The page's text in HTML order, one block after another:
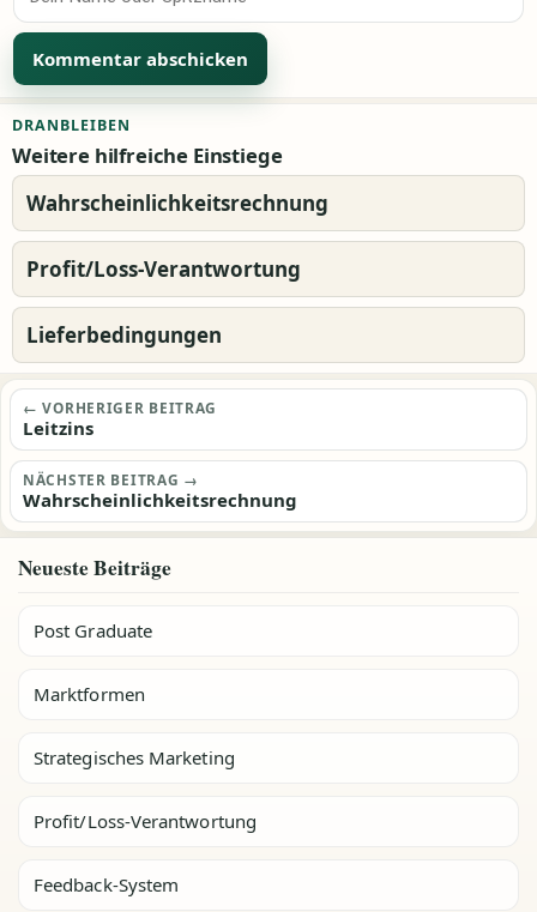
DRANBLEIBEN
Weitere hilfreiche Einstiege
Wahrscheinlichkeitsrechnung
Profit/Loss-Verantwortung
Lieferbedingungen
Beitragsnavigation
← VORHERIGER BEITRAG
Leitzins
NÄCHSTER BEITRAG →
Wahrscheinlichkeitsrechnung
Neueste Beiträge
Post Graduate
Marktformen
Strategisches Marketing
Profit/Loss-Verantwortung
Feedback-System